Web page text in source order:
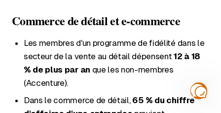
Commerce de détail et e-commerce
Les membres d'un programme de fidélité dans le
secteur de la vente au détail dépensent12 à 18
% de plus par an que les non-membres
(Accenture).
Dans le commerce de détail, 65 % du chiffre